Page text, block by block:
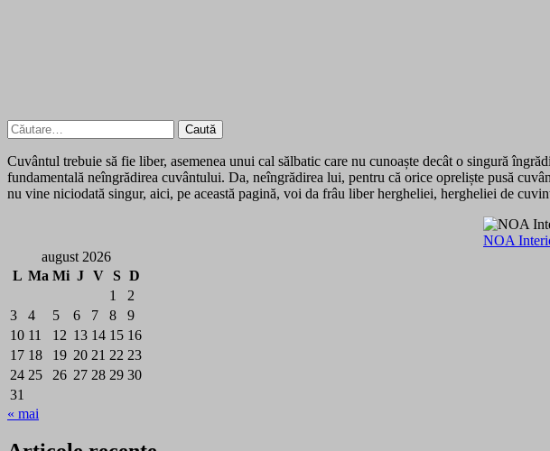
Caută
după:
Cuvântul trebuie să fie liber, asemenea unui cal sălbatic care nu cunoaște decât o singură
fundamentală neîngrădirea cuvântului. Da, neîngrădirea lui, pentru că orice opreliște pusă
nu vine niciodată singur, aici, pe această pagină, voi da frâu liber hergheliei, hergheliei de
NOA
august 2026
L Ma Mi J V S D
1
2
3
4 5 6 7 8
9
10 11 12 13 14 15 16
17 18 19 20 21 22 23
24 25 26 27 28 29 30
31
« mai